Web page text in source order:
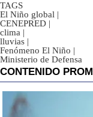
TAGS
El Niño global |
CENEPRED |
clima |
lluvias |
Fenómeno El Niño |
Ministerio de Defensa